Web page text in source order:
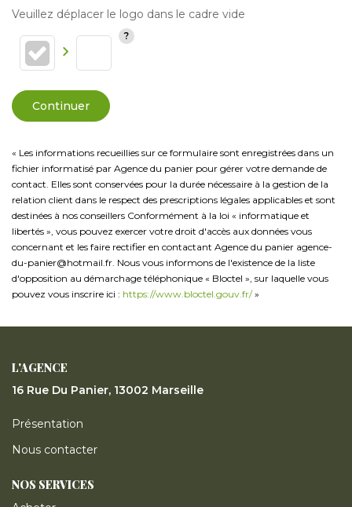
Veuillez déplacer le logo dans le cadre vide
Continuer
« Les informations recueillies sur ce formulaire sont enregistrées dans un
fichier informatisé par Agence du panier pour gérer votre demande de
contact. Elles sont conservées pour la durée nécessaire à la gestion de la
relation client dans le respect des prescriptions légales applicables et sont
destinées à nos conseillers Conformément à la loi « informatique et
libertés », vous pouvez exercer votre droit d'accès aux données vous
concernant et les faire rectifier en contactant Agence du panier agence-
du-panier@hotmail.fr. Nous vous informons de l'existence de la liste
d'opposition au démarchage téléphonique « Bloctel », sur laquelle vous
pouvez vous inscrire ici : https://www.bloctel.gouv.fr/»
L'AGENCE
16 Rue Du Panier, 13002 Marseille
Présentation
Nous contacter
NOS SERVICES